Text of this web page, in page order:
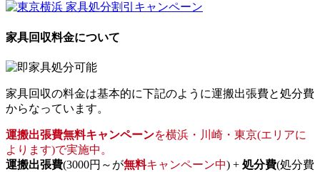
家具回収料金について
家具回収の料金は基本的に下記のように運搬出張費と処分費
からなっています。
運搬出張費無料キャンペーンを横浜・川崎・東京(エリアに
よります)で実施中。
運搬出張費(3000円～が無料キャンペーン中) + 処分費(処分費